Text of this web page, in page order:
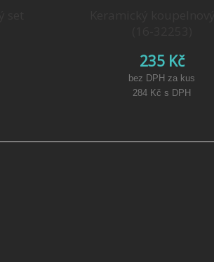
235 Kč
bez DPH za kus
284 Kč s DPH